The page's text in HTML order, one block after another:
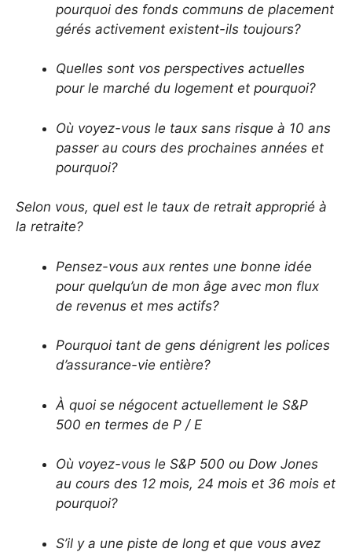
pourquoi des fonds communs de placement
gérés activement existent-ils toujours?
Quelles sont vos perspectives actuelles
pour le marché du logement et pourquoi?
Où voyez-vous le taux sans risque à 10 ans
passer au cours des prochaines années et
pourquoi?
Selon vous, quel est le taux de retrait approprié à
la retraite?
Pensez-vous aux rentes une bonne idée
pour quelqu’un de mon âge avec mon flux
de revenus et mes actifs?
Pourquoi tant de gens dénigrent les polices
d’assurance-vie entière?
À quoi se négocent actuellement le S&P
500 en termes de P / E
Où voyez-vous le S&P 500 ou Dow Jones
au cours des 12 mois, 24 mois et 36 mois et
pourquoi?
S’il y a une piste de long et que vous avez